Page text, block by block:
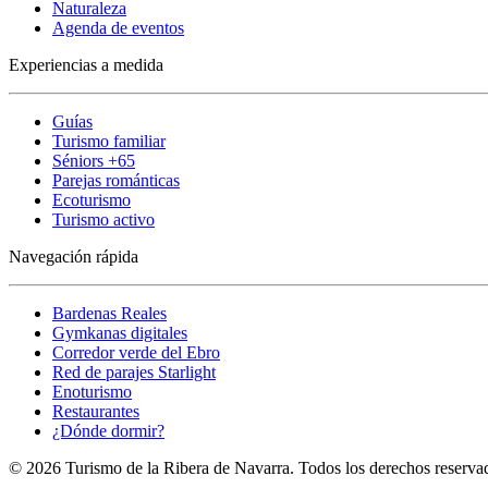
Naturaleza
Agenda de eventos
Experiencias a medida
Guías
Turismo familiar
Séniors +65
Parejas románticas
Ecoturismo
Turismo activo
Navegación rápida
Bardenas Reales
Gymkanas digitales
Corredor verde del Ebro
Red de parajes Starlight
Enoturismo
Restaurantes
¿Dónde dormir?
© 2026 Turismo de la Ribera de Navarra. Todos los derechos